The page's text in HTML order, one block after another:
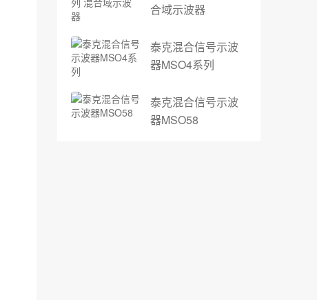
合域示波器
泰克混合信号示波
器MSO4系列
泰克混合信号示波
器MSO58